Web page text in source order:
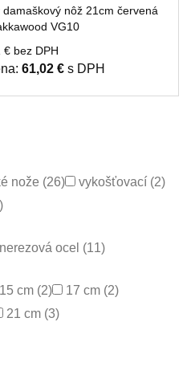
nôž 21cm červená
VG10
€ bez DPH
61,02 €s DPH
nože (26)
vykošťovací (2)
nerezová ocel (11)
15 cm (2)
17 cm (2)
21 cm (3)